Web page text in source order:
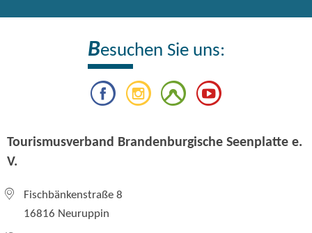
Besuchen Sie uns:
Tourismusverband Brandenburgische Seenplatte e.
V.
Fischbänkenstraße 8
16816 Neuruppin